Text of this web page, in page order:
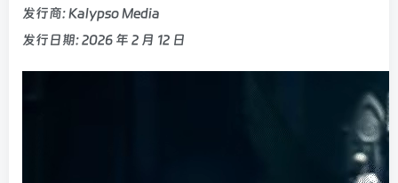
发行商: Kalypso Media
发行日期: 2026 年 2 月 12 日